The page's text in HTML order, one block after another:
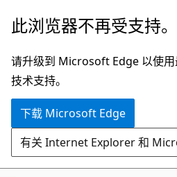
跳
主
要
内
此浏览器不再受支持。
请升级到 Microsoft Edge 以使
技术支持。
下载 Microsoft Edge
有关 Internet Explorer 和